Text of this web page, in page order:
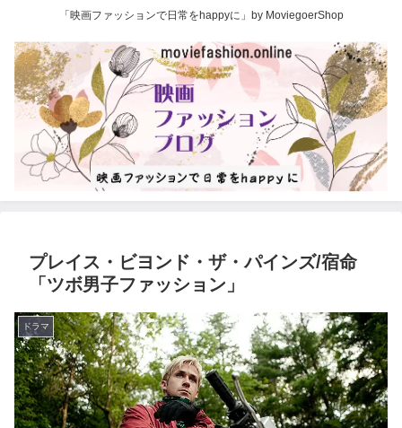
「映画ファッションで日常をhappyに」by MoviegoerShop
プレイス・ビヨンド・ザ・パインズ/宿命
「ツボ男子ファッション」
ドラマ